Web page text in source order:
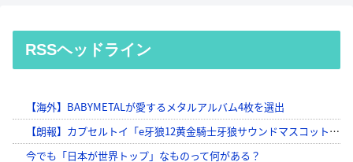
RSSヘッドライン